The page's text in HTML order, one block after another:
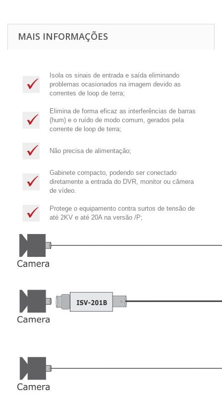
MAIS INFORMAÇÕES
Isola os sinais de entrada e saída eliminando
problemas ocasionados na imagem devido as
correntes de loop de terra;
Elimina de forma eficaz as interferências de barras
(hum) e o ruído de modo comum, gerados pela
corrente de loop de terra;
Não precisa de alimentação;
Gabinete compacto, podendo ser conectado
diretamente a entrada do DVR, monitor ou câmera
de vídeo.
Protege o equipamento contra surtos de tensão de
até 2KV e até 20A na versão /P;